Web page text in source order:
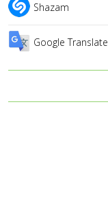
Shazam
Google Translate